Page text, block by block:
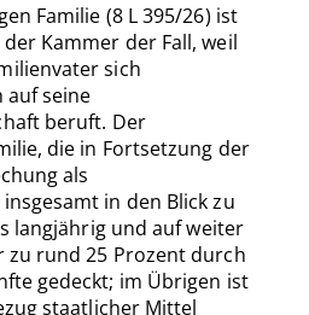
Familie (8 L 395/26) ist
Kammer der Fall, weil
sich
seine
beruft. Der
die in Fortsetzung der
als
in den Blick zu
langjährig und auf weiter
zu rund 25 Prozent durch
gedeckt; im Übrigen ist
staatlicher Mittel